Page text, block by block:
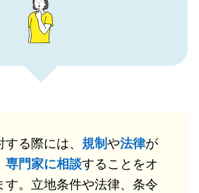
る際には、 規制 や法律が
専門家に相談することをオ
す。立地条件や法律、条令